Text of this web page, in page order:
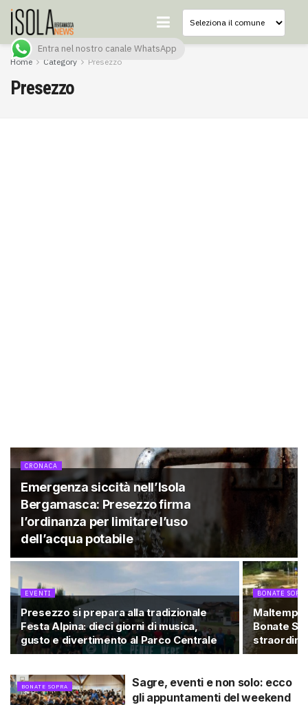
Home Category Presezzo
Presezzo
CRONACA
Emergenza siccità nell’Isola
Bergamasca: Presezzo firma
l’ordinanza per limitare l’uso
dell’acqua potabile
EVENTI
Presezzo si prepara alla tradizionale
Festa Alpina: dieci giorni di musica,
gusto e divertimento al Parco Centrale
BONATE
Maltempo
Bonate
BONATE SOPRA
Sagre, eventi e non solo: ecco
gli appuntamenti del weekend
Entra nel nostro canale WhatsApp